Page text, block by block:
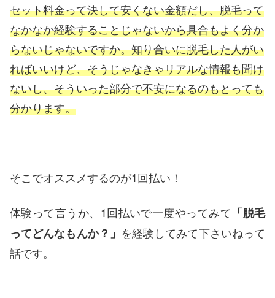
セット料金って決して安くない金額だし、脱毛って
なかなか経験することじゃないから具合もよく分か
らないじゃないですか。知り合いに脱毛した人がい
ればいいけど、そうじゃなきゃリアルな情報も聞け
ないし、そういった部分で不安になるのもとっても
分かります。
そこでオススメするのが1回払い！
体験って言うか、1回払いで一度やってみて 「脱毛
ってどんなもんか？」 を経験してみて下さいねって
話です。